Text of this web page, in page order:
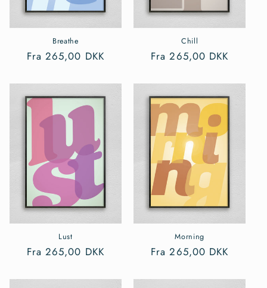
n
Breathe
Normalpris
Fra 265,00 DKK
Chill
Normalpris
Fra 265,00 DKK
Lust
Normalpris
Fra 265,00 DKK
Morning
Normalpris
Fra 265,00 DKK